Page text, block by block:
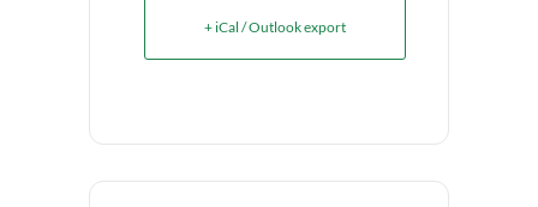
+ iCal / Outlook export